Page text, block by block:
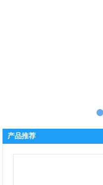
产品推荐